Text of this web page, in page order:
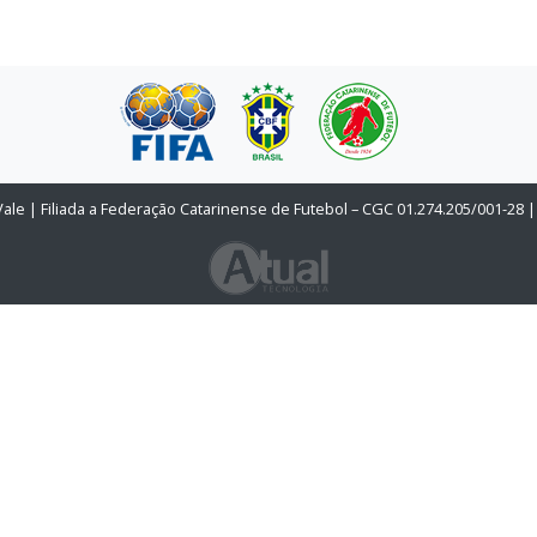
| Filiada a Federação Catarinense de Futebol – CGC 01.274.205/001-